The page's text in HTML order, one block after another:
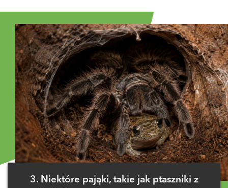
3. Niektóre pająki, takie jak ptaszniki z